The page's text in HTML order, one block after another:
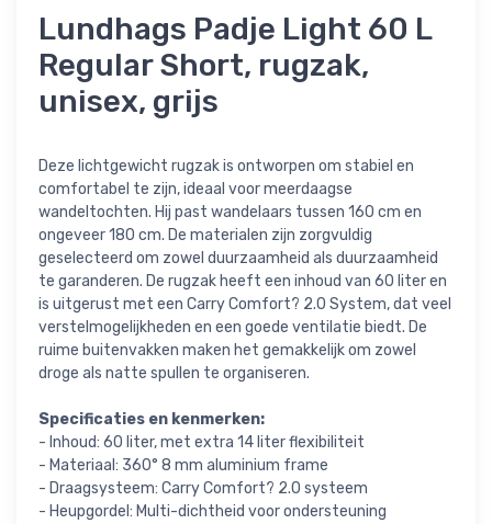
Lundhags Padje Light 60 L
Regular Short, rugzak,
unisex, grijs
Deze lichtgewicht rugzak is ontworpen om stabiel en
comfortabel te zijn, ideaal voor meerdaagse
wandeltochten. Hij past wandelaars tussen 160 cm en
ongeveer 180 cm. De materialen zijn zorgvuldig
geselecteerd om zowel duurzaamheid als duurzaamheid
te garanderen. De rugzak heeft een inhoud van 60 liter en
is uitgerust met een Carry Comfort? 2.0 System, dat veel
verstelmogelijkheden en een goede ventilatie biedt. De
ruime buitenvakken maken het gemakkelijk om zowel
droge als natte spullen te organiseren.
Specificaties en kenmerken:
- Inhoud: 60 liter, met extra 14 liter flexibiliteit
- Materiaal: 360° 8 mm aluminium frame
- Draagsysteem: Carry Comfort? 2.0 systeem
- Heupgordel: Multi-dichtheid voor ondersteuning